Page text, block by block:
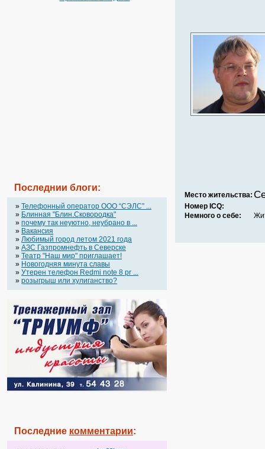
Последнии блоги:
» Телефонный оператор OOO “СЭЛС” ...
» Блинная "Блин.Сковородка"
» почему так неуютно, неубрано в ...
» Вакансия
» Любимый город летом 2021 года
» АЗС Газпромнефть в Северске
» Театр "Наш мир" приглашает!
» Новогодняя минута славы
» Утерен телефон Redmi note 8 pr ...
» розыгрыш или хулиганство?
Последние комментарии:
Место жительства:
Номер ICQ:
Немного о себе: